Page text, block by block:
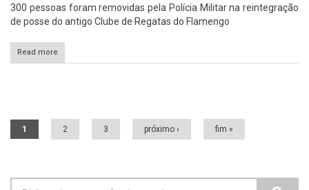
300 pessoas foram removidas pela Polícia Militar na reintegração
de posse do antigo Clube de Regatas do Flamengo
Read more
Páginas
1 2 3 próximo › fim »